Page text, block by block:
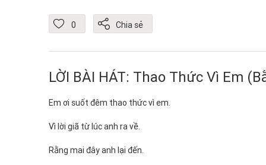
0 Chia sẻ
LỜI BÀI HÁT: Thao Thức Vì Em
Em ơi suốt đêm thao thức vì em.
Vì lời giã từ lúc anh ra về.
Rằng mai đây anh lại đến.